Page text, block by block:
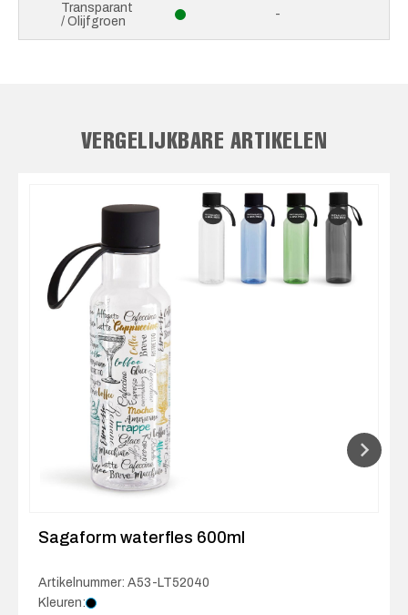
Transparant
/ Olijfgroen
-
VERGELIJKBARE ARTIKELEN
Sagaform waterfles 600ml
Artikelnummer: A53-LT52040
Kleuren: